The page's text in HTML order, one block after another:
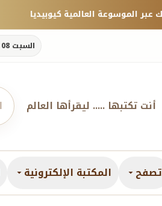
السبت 08 أغسطس 2026
أنت تكتبها ..... ليقرأها العالم
تصفح المكتبة الإلكترونية